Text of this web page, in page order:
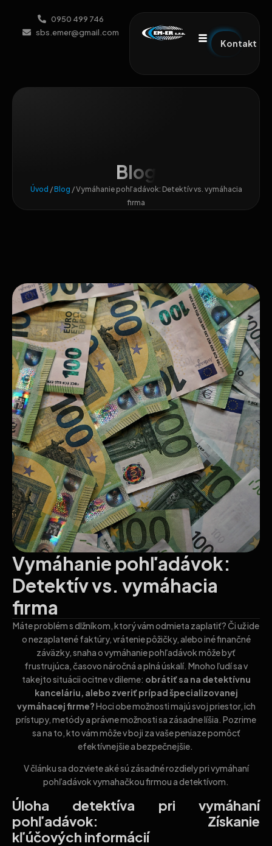
0950 499 746
sbs.emer@gmail.com
Kontakt
Blog
Úvod /Blog /Vymáhanie pohľadávok: Detektív vs. vymáhacia
firma
Vymáhanie pohľadávok:
Detektív vs. vymáhacia
firma
Máte problém s dlžníkom, ktorý vám odmieta zaplatiť? Či už ide
o nezaplatené faktúry, vrátenie pôžičky, alebo iné finančné
záväzky, snaha o vymáhanie pohľadávok môže byť
frustrujúca, časovo náročná a plná úskalí. Mnoho ľudí sa v
takejto situácii ocitne v dileme: obrátiť sa na detektívnu
kanceláriu, alebo zveriť prípad špecializovanej
vymáhacej firme?Hoci obe možnosti majú svoj priestor, ich
prístupy, metódy a právne možnosti sa zásadne líšia. Pozrime
sa na to, kto vám môže v boji za vaše peniaze pomôcť
efektívnejšie a bezpečnejšie.
V článku sa dozviete aké sú zásadné rozdiely pri vymáhaní
pohľadávok vymahačkou firmou a detektívom.
Úloha detektíva pri vymáhaní
pohľadávok: Získanie
kľúčových informácií